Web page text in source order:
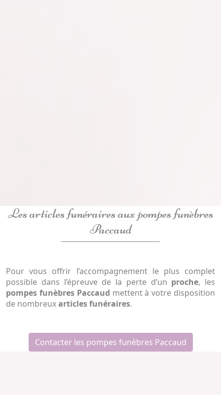
Les articles funéraires aux pompes funèbres
Paccaud
Pour vous offrir l’accompagnement le plus complet
possible dans l’épreuve de la perte d’un proche, les
pompes funèbres Paccaud mettent à votre disposition
de nombreuxarticles funéraires.
Contacter les pompes funèbres Paccaud